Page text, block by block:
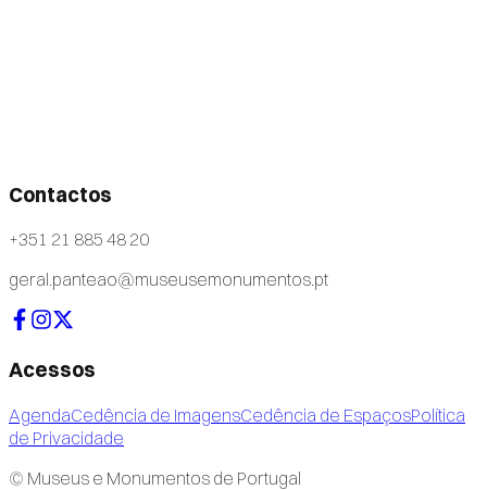
Contactos
+351 21 885 48 20
geral.panteao@museusemonumentos.pt
Acessos
AgendaCedência de ImagensCedência de EspaçosPolítica
de Privacidade
© Museus e Monumentos de Portugal